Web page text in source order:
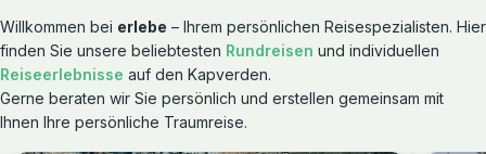
Willkommen bei erlebe – Ihrem persönlichen Reisespezialisten. Hier
finden Sie unsere beliebtesten Rundreisen und individuellen
Reiseerlebnisse auf den Kapverden.
Gerne beraten wir Sie persönlich und erstellen gemeinsam mit
Ihnen Ihre persönliche Traumreise.